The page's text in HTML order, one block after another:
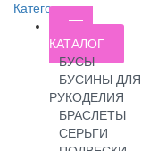
Категории
КАТАЛОГ
БУСЫ
БУСИНЫ ДЛЯ
РУКОДЕЛИЯ
БРАСЛЕТЫ
СЕРЬГИ